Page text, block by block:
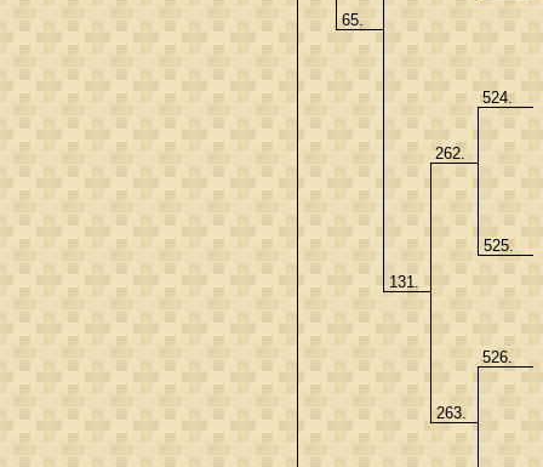
65.
131.
262.
524.
525.
263.
526.